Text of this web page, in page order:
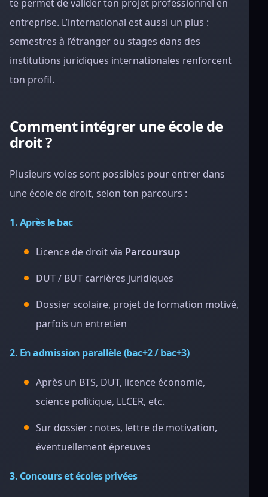
te permet de valider ton projet professionnel en
entreprise. L’international est aussi un plus :
semestres à l’étranger ou stages dans des
institutions juridiques internationales renforcent
ton profil.
Comment intégrer une école de
droit ?
Plusieurs voies sont possibles pour entrer dans
une école de droit, selon ton parcours :
1. Après le bac
Licence de droit via Parcoursup
DUT / BUT carrières juridiques
Dossier scolaire, projet de formation motivé,
parfois un entretien
2. En admission parallèle (bac+2 / bac+3)
Après un BTS, DUT, licence économie,
science politique, LLCER, etc.
Sur dossier : notes, lettre de motivation,
éventuellement épreuves
3. Concours et écoles privées